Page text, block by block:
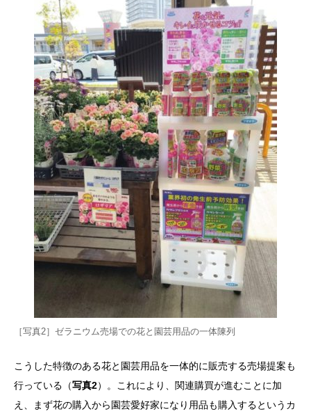
［写真2］ゼラニウム売場での花と園芸用品の一体陳列
こうした特徴のある花と園芸用品を一体的に販売する売場提案も
行っている（写真2）。これにより、関連購買が進むことに加
え、まず花の購入から園芸愛好家になり用品も購入するというカ